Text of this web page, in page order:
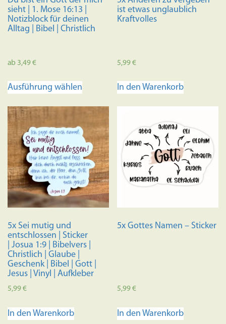
sieht | 1. Mose 16:13 |
Notizblock für deinen
Alltag | Bibel | Christlich
ab 3,49€
Ausführung wählen
mehrere
Varianten
auf.
Die
Optionen
können
auf
werden
ist etwas unglaublich
Kraftvolles
5,99€
In den Warenkorb
5x Sei mutig und
entschlossen | Sticker
| Josua 1:9 | Bibelvers |
Christlich | Glaube |
Geschenk | Bibel | Gott |
Jesus | Vinyl | Aufkleber
5,99€
In den Warenkorb
5x Gottes Namen – Sticker
5,99€
In den Warenkorb